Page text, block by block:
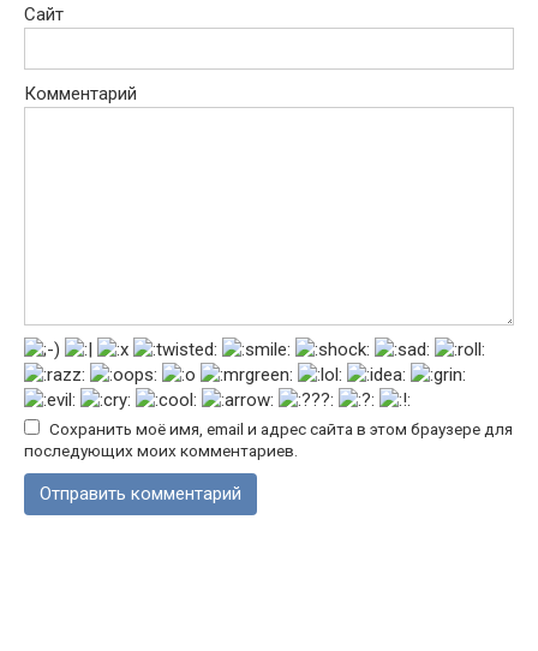
Сайт
Комментарий
Сохранить моё имя, email и адрес сайта в этом браузере для
последующих моих комментариев.